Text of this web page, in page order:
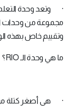
وتقييم خاص بهذه
ما هي وحدة الـ RIO؟
· هي أصغر كتلة من